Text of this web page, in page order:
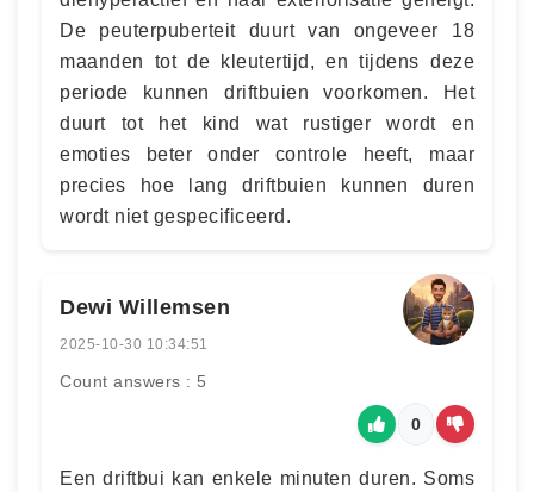
De peuterpuberteit duurt van ongeveer 18
maanden tot de kleutertijd, en tijdens deze
periode kunnen driftbuien voorkomen. Het
duurt tot het kind wat rustiger wordt en
emoties beter onder controle heeft, maar
precies hoe lang driftbuien kunnen duren
wordt niet gespecificeerd.
Dewi Willemsen
2025-10-30 10:34:51
Count answers : 5
0
Een driftbui kan enkele minuten duren. Soms